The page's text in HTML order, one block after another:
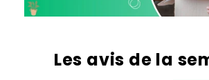
Les avis de la